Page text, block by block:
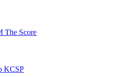
The Score
KCSP